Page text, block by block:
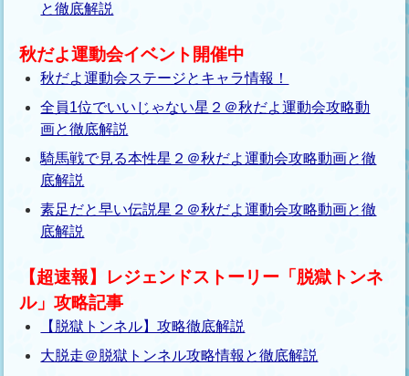
と徹底解説
秋だよ運動会イベント開催中
秋だよ運動会ステージとキャラ情報！
全員1位でいいじゃない星２＠秋だよ運動会攻略動
画と徹底解説
騎馬戦で見る本性星２＠秋だよ運動会攻略動画と徹
底解説
素足だと早い伝説星２＠秋だよ運動会攻略動画と徹
底解説
【超速報】レジェンドストーリー「脱獄トンネ
ル」攻略記事
【脱獄トンネル】攻略徹底解説
大脱走＠脱獄トンネル攻略情報と徹底解説